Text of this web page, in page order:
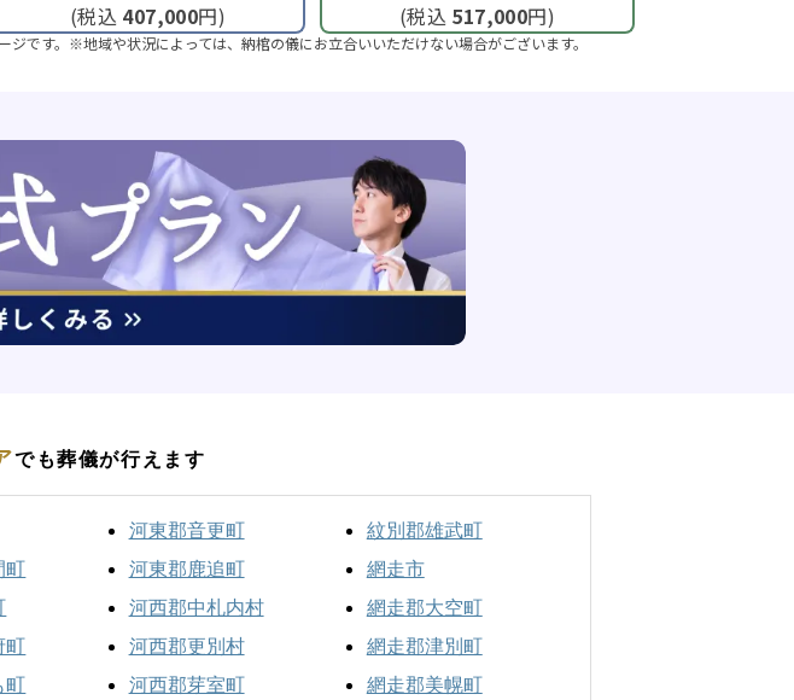
(税込 407,000円)
(税込 517,000円)
す。※地域や状況によっては、納棺の儀にお立合いいただけない場合がございます。
でも葬儀が行えます
町
町
町
河東郡音更町
河東郡鹿追町
河西郡中札内村
河西郡更別村
河西郡芽室町
紋別郡雄武町
網走市
網走郡大空町
網走郡津別町
網走郡美幌町